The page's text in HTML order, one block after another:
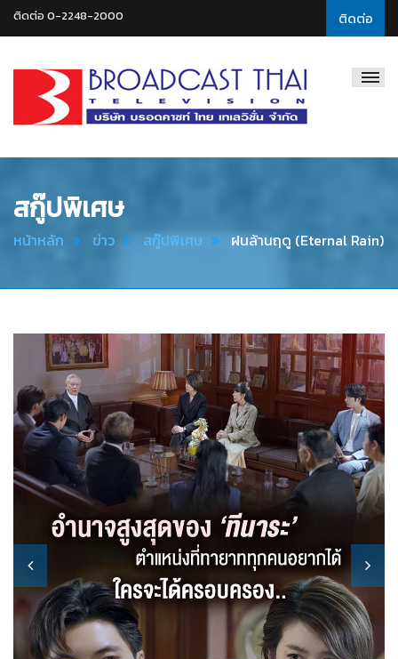
ติดต่อ
ติดต่อ 0-2248-2000
Thai
สกู๊ปพิเศษ
หน้าหลัก ข่าว สกู๊ปพิเศษ ฝนล้านฤดู (Eternal Rain)